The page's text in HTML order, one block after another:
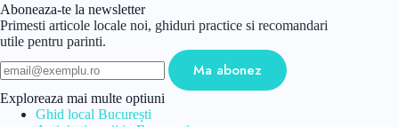
Aboneaza-te la newsletter
Primesti articole locale noi, ghiduri practice si recomandari
utile pentru parinti.
Ma abonez
Exploreaza mai multe optiuni
Ghid local București